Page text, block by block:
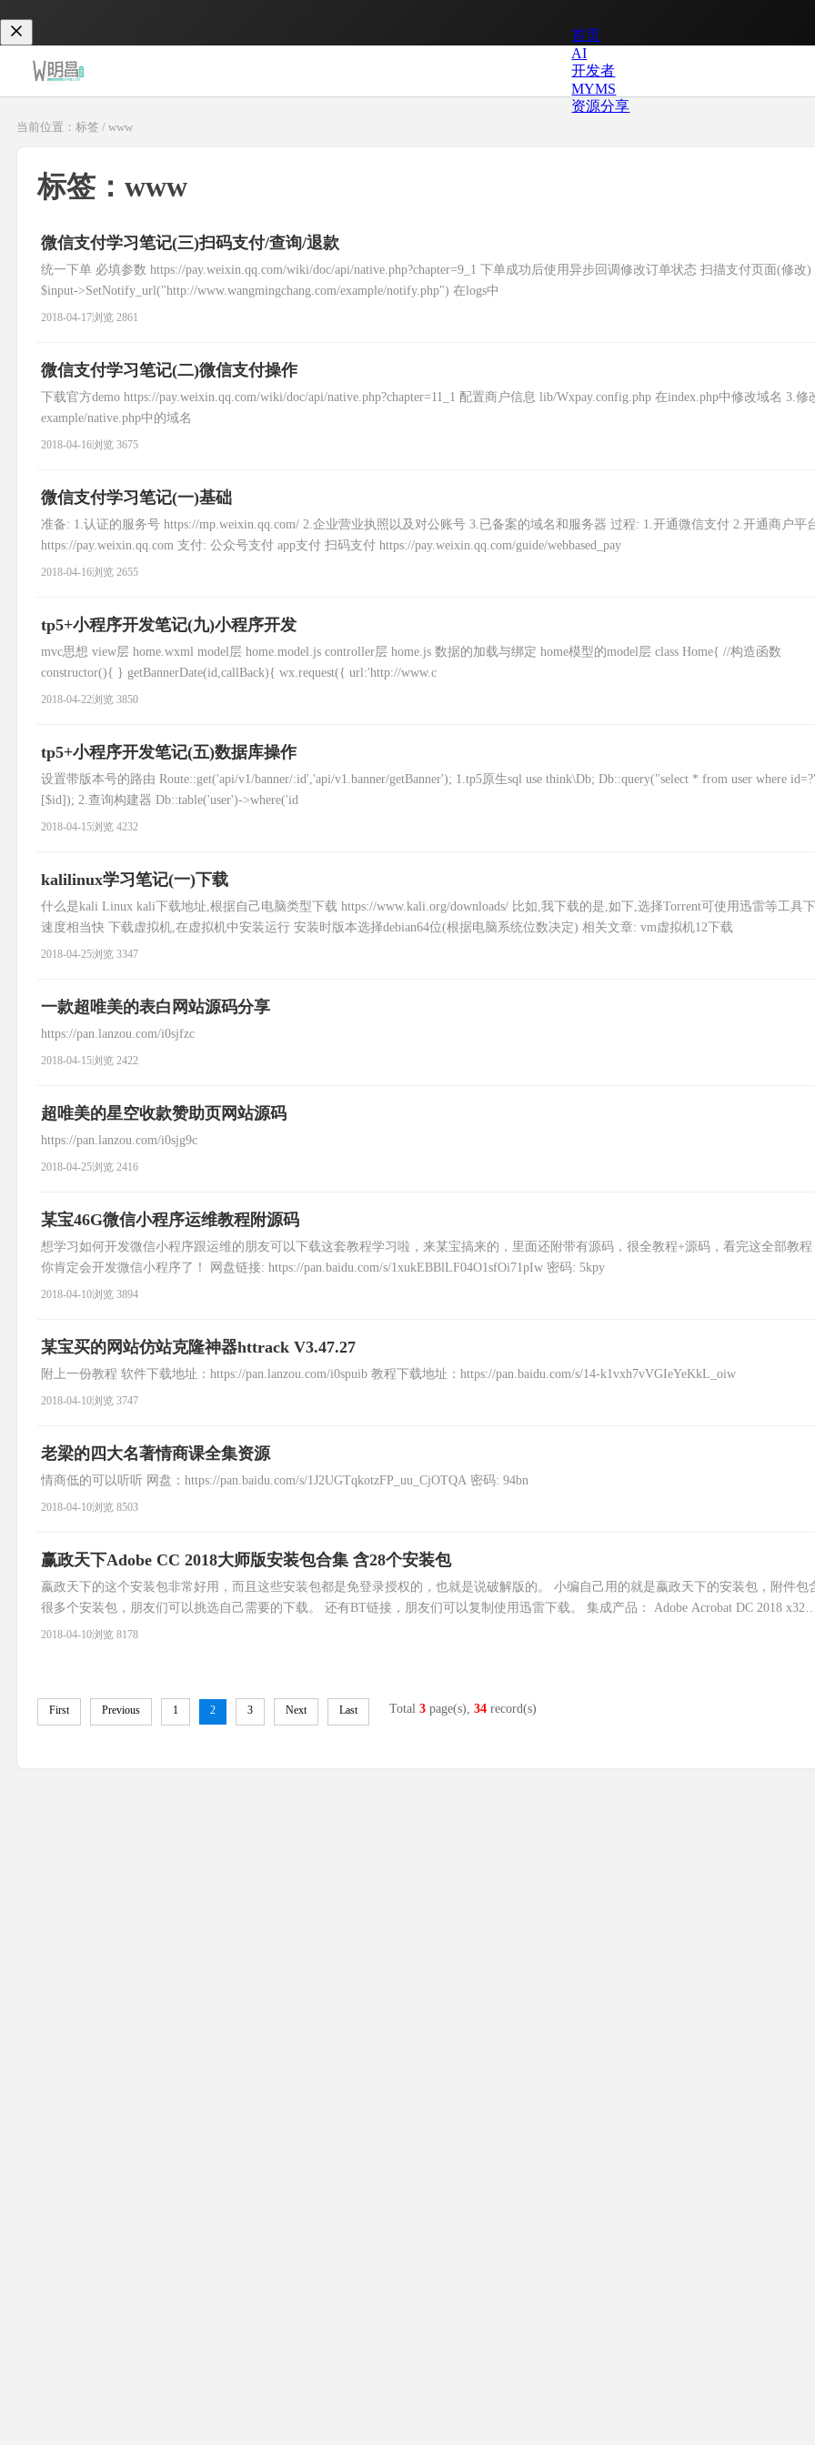
首页
AI
开发者
MYMS
资源分享
当前位置：标签 / www
标签：www
微信支付学习笔记(三)扫码支付/查询/退款
统一下单 必填参数 https://pay.weixin.qq.com/wiki/doc/api/native.php?chapter=9_1 下单成功后使用异步回调修改订单状态 扫描支付页面(修改)
$input->SetNotify_url("http://www.wangmingchang.com/example/notify.php") 在logs中
2018-04-17浏览 2861
微信支付学习笔记(二)微信支付操作
下载官方demo https://pay.weixin.qq.com/wiki/doc/api/native.php?chapter=11_1 配置商户信息 lib/Wxpay.config.php 在index.php中修改域名 3.修
example/native.php中的域名
2018-04-16浏览 3675
微信支付学习笔记(一)基础
准备: 1.认证的服务号 https://mp.weixin.qq.com/ 2.企业营业执照以及对公账号 3.已备案的域名和服务器 过程: 1.开通微信支付 2.开通商户平
https://pay.weixin.qq.com 支付: 公众号支付 app支付 扫码支付 https://pay.weixin.qq.com/guide/webbased_pay
2018-04-16浏览 2655
tp5+小程序开发笔记(九)小程序开发
mvc思想 view层 home.wxml model层 home.model.js controller层 home.js 数据的加载与绑定 home模型的model层 class Home{ //构造函数
constructor(){ } getBannerDate(id,callBack){ wx.request({ url:'http://www.c
2018-04-22浏览 3850
tp5+小程序开发笔记(五)数据库操作
设置带版本号的路由 Route::get('api/v1/banner/:id','api/v1.banner/getBanner'); 1.tp5原生sql use think\Db; Db::query("select * from user where
[$id]); 2.查询构建器 Db::table('user')->where('id
2018-04-15浏览 4232
kalilinux学习笔记(一)下载
什么是kali Linux kali下载地址,根据自己电脑类型下载 https://www.kali.org/downloads/ 比如,我下载的是,如下,选择Torrent可使用迅雷等工具
速度相当快 下载虚拟机,在虚拟机中安装运行 安装时版本选择debian64位(根据电脑系统位数决定) 相关文章: vm虚拟机12下载
2018-04-25浏览 3347
一款超唯美的表白网站源码分享
https://pan.lanzou.com/i0sjfzc
2018-04-15浏览 2422
超唯美的星空收款赞助页网站源码
https://pan.lanzou.com/i0sjg9c
2018-04-25浏览 2416
某宝46G微信小程序运维教程附源码
想学习如何开发微信小程序跟运维的朋友可以下载这套教程学习啦，来某宝搞来的，里面还附带有源码，很全教程+源码，看完这全部教程
你肯定会开发微信小程序了！ 网盘链接: https://pan.baidu.com/s/1xukEBBlLF04O1sfOi71pIw 密码: 5kpy
2018-04-10浏览 3894
某宝买的网站仿站克隆神器httrack V3.47.27
附上一份教程 软件下载地址：https://pan.lanzou.com/i0spuib 教程下载地址：https://pan.baidu.com/s/14-k1vxh7vVGIeYeKkL_oiw
2018-04-10浏览 3747
老梁的四大名著情商课全集资源
情商低的可以听听 网盘：https://pan.baidu.com/s/1J2UGTqkotzFP_uu_CjOTQA 密码: 94bn
2018-04-10浏览 8503
赢政天下Adobe CC 2018大师版安装包合集 含28个安装包
嬴政天下的这个安装包非常好用，而且这些安装包都是免登录授权的，也就是说破解版的。 小编自己用的就是嬴政天下的安装包，附件包
很多个安装包，朋友们可以挑选自己需要的下载。 还有BT链接，朋友们可以复制使用迅雷下载。 集成产品： Adobe Acrobat DC 2018 x32
2018.009.20044 Adobe After Effects CC 201
2018-04-10浏览 8178
First Previous 1 2 3 Next Last Total 3 page(s), 34 record(s)